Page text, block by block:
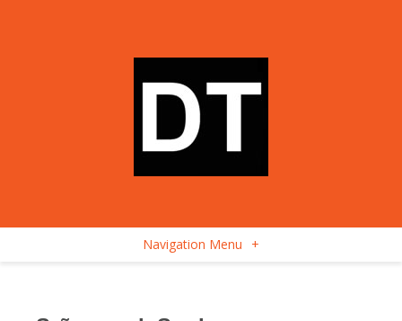
Navigation Menu +